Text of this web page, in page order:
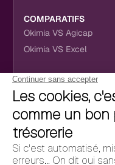
COMPARATIFS
Okimia VS Agicap
Okimia VS Excel
NOUS RETROUVER
CONTACT
hello@okimia.com
01 76 50 33 88